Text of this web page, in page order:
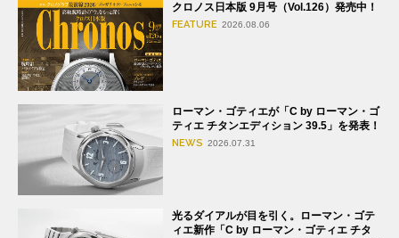
クロノス日本版 9月号（Vol.126）発売中！
FEATURE 2026.08.06
ローマン・ゴティエが「C by ローマン・ゴ
ティエ チタンエディション 39.5」を発表！
NEWS 2026.07.31
光るダイアルが目を引く。ローマン・ゴテ
ィエ新作「C by ローマン・ゴティエ チタ